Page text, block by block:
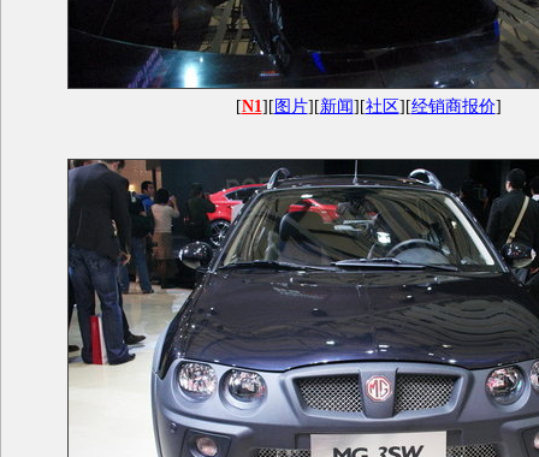
[N1][ 图片][新闻][社区][经销商报价]